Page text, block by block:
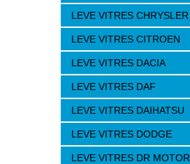
LEVE VITRES CHRYSLER
LEVE VITRES CITROEN
LEVE VITRES DACIA
LEVE VITRES DAF
LEVE VITRES DAIHATSU
LEVE VITRES DODGE
LEVE VITRES DR MOTOR